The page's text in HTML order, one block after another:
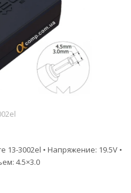
13-3002el • Напряжение: 19.5V •
4.5×3.0